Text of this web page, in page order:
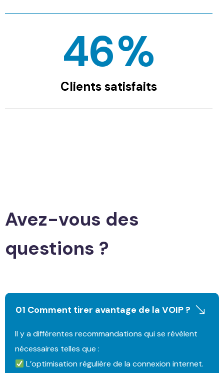
55%
Clients satisfaits
Avez-vous des
questions ?
01 Comment tirer avantage de la VOIP ?
Il y a différentes recommandations qui se révèlent
nécessaires telles que :
L’optimisation régulière de la connexion internet.